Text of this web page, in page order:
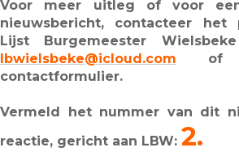
Voor meer uitleg of voor
nieuwsbericht, contacteer het
Lijst Burgemeester
lbwielsbeke@icloud.com
of
contactformulier.
Vermeld het nummer van dit
reactie, gericht aan LBW: 2.